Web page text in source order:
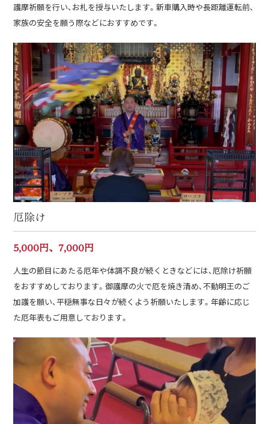
護摩祈願を行い、お札を授与いたします。新車購入時や長距離運転前、
家族の安全を願う際などにおすすめです。
厄除け
5,000円、7,000円
人生の節目にあたる厄年や体調不良が続くときなどには、厄除け祈願
をおすすめしております。御護摩の火で厄を焼き清め、不動明王のご
加護を願い、平穏無事な日々が続くよう祈願いたします。年齢に応じ
た厄年表もご用意しております。